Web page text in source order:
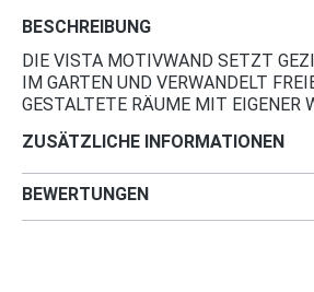
BESCHREIBUNG
DIE VISTA MOTIVWAND SETZT
IM GARTEN UND VERWANDELT
GESTALTETE RÄUME MIT EIGENER
ZUSÄTZLICHE INFORMATIONEN
BEWERTUNGEN